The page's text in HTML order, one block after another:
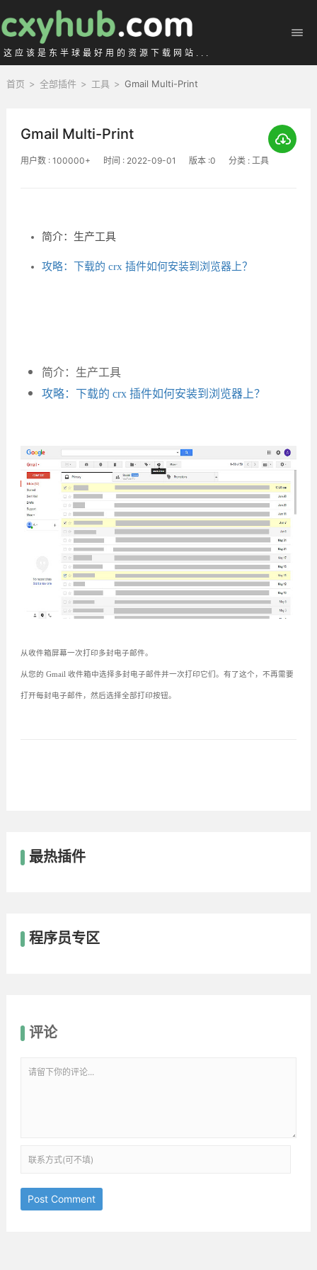
这应该是东半球最好用的资源下载网站...
首页 > 全部插件 > 工具 > Gmail Multi-Print
Gmail Multi-Print
用户数 : 100000+ 时间 : 2022-09-01 版本 :0 分类 : 工具
简介：生产工具
攻略：下载的 crx 插件如何安装到浏览器上？
简介：生产工具
攻略：下载的 crx 插件如何安装到浏览器上？
从收件箱屏幕一次打印多封电子邮件。
从您的 Gmail 收件箱中选择多封电子邮件并一次打印它们。有了这个，不再需要
打开每封电子邮件，然后选择全部打印按钮。
最热插件
程序员专区
评论
Post Comment